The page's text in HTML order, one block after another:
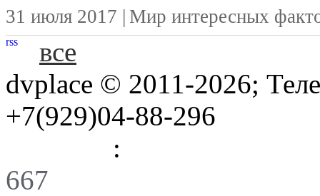
31 июля 2017 | Мир интересных
rss
все
dvplace © 2011-2026;
+7(929)04-88-296
:
667